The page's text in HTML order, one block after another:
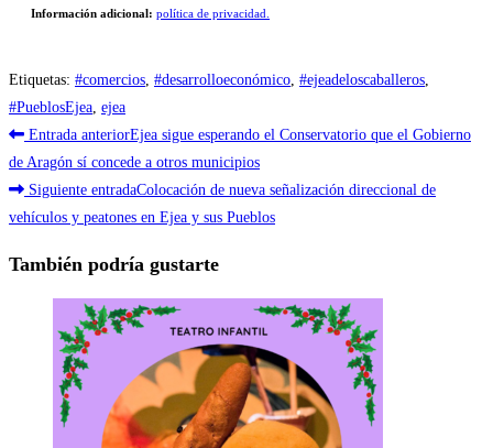
Información adicional: política de privacidad.
Etiquetas: #comercios #desarrolloeconómico #ejeadeloscaballeros
#PueblosEjea ejea
Leer
más
artículos
Entrada anteriorEjea sigue esperando el Conservatorio que el Gobierno
de Aragón sí concede a otros municipios
Siguiente entradaColocación de nueva señalización direccional de
vehículos y peatones en Ejea y sus Pueblos
También podría gustarte